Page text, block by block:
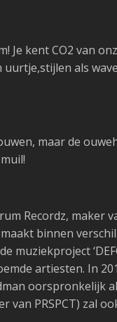
kent CO2 van
als
maar de
Recordz, maker
binnen
artiesten. In
oorspronkelijk
van PRSPCT) zal